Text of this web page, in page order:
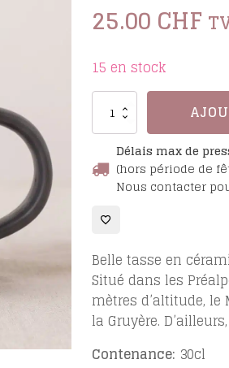
basé
sur
25.00 CHF
15 en stock
quantité
de
Tasse
Moléson
Délais max de
(hors période de
Nous contacter
Belle tasse en
Situé dans les
mètres d’altitude,
la Gruyère.
Contenance: 30cl